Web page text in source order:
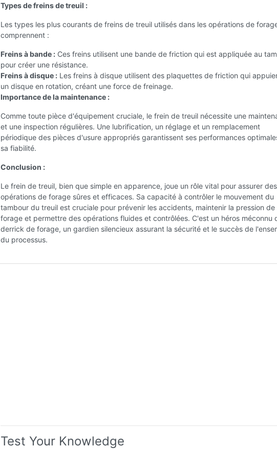
Types de freins de treuil :
Les types les plus courants de freins de treuil utilisés dans les opérations de
comprennent :
Freins à bande : Ces freins utilisent une bande de friction qui est appliquée au
pour créer une résistance.
Freins à disque : Les freins à disque utilisent des plaquettes de friction qui
un disque en rotation, créant une force de freinage.
Importance de la maintenance :
Comme toute pièce d'équipement cruciale, le frein de treuil nécessite une
et une inspection régulières. Une lubrification, un réglage et un remplacement
périodique des pièces d'usure appropriés garantissent ses performances
sa fiabilité.
Conclusion :
Le frein de treuil, bien que simple en apparence, joue un rôle vital pour assurer des
opérations de forage sûres et efficaces. Sa capacité à contrôler le mouvement du
tambour du treuil est cruciale pour prévenir les accidents, maintenir la pression de
forage et permettre des opérations fluides et contrôlées. C'est un héros méconnu
derrick de forage, un gardien silencieux assurant la sécurité et le succès de
du processus.
Test Your Knowledge